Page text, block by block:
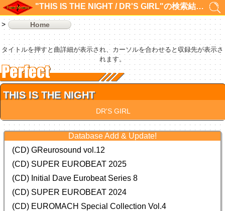
"THIS IS THE NIGHT / DR'S GIRL"の検索結果 1件
Home
タイトルを押すと曲詳細が表示され、カーソルを合わせると収録先が表示さ
れます。
THIS IS THE NIGHT
DR'S GIRL
Database Add & Update!
(CD) GReurosound vol.12
(CD) SUPER EUROBEAT 2025
(CD) Initial Dave Eurobeat Series 8
(CD) SUPER EUROBEAT 2024
(CD) EUROMACH Special Collection Vol.4